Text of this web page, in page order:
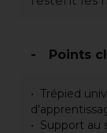
Points
Trépied
Support au